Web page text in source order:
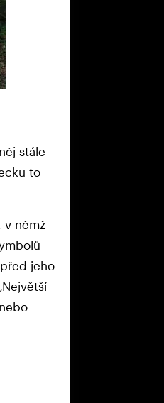
stále
to
v němž
jeho